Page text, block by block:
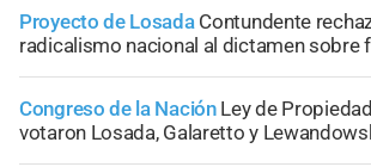
Proyecto de Losada Contundente
radicalismo nacional al dictamen sobre
Congreso de la Nación Ley de
votaron Losada, Galaretto y